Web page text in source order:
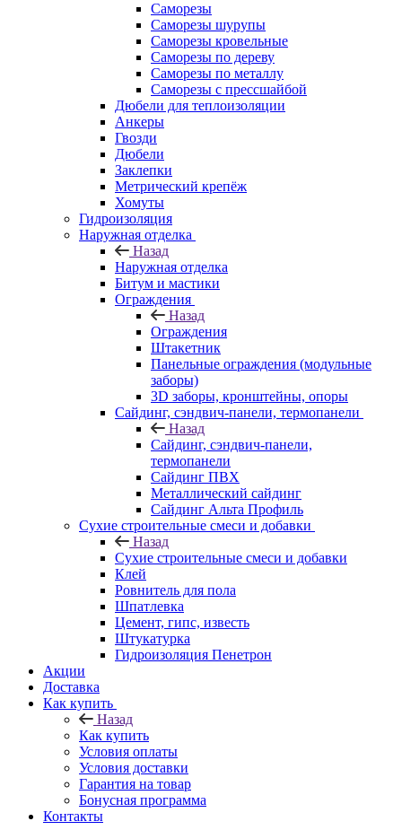
Саморезы
Саморезы шурупы
Саморезы кровельные
Саморезы по дереву
Саморезы по металлу
Саморезы с прессшайбой
Дюбели для теплоизоляции
Анкеры
Гвозди
Дюбели
Заклепки
Метрический крепёж
Хомуты
Гидроизоляция
Наружная отделка
Назад
Наружная отделка
Битум и мастики
Ограждения
Назад
Ограждения
Штакетник
Панельные ограждения (модульные
заборы)
3D заборы, кронштейны, опоры
Cайдинг, сэндвич-панели, термопанели
Назад
Cайдинг, сэндвич-панели,
термопанели
Сайдинг ПВХ
Металлический сайдинг
Сайдинг Альта Профиль
Сухие строительные смеси и добавки
Назад
Сухие строительные смеси и добавки
Клей
Ровнитель для пола
Шпатлевка
Цемент, гипс, известь
Штукатурка
Гидроизоляция Пенетрон
Акции
Доставка
Как купить
Назад
Как купить
Условия оплаты
Условия доставки
Гарантия на товар
Бонусная программа
Контакты